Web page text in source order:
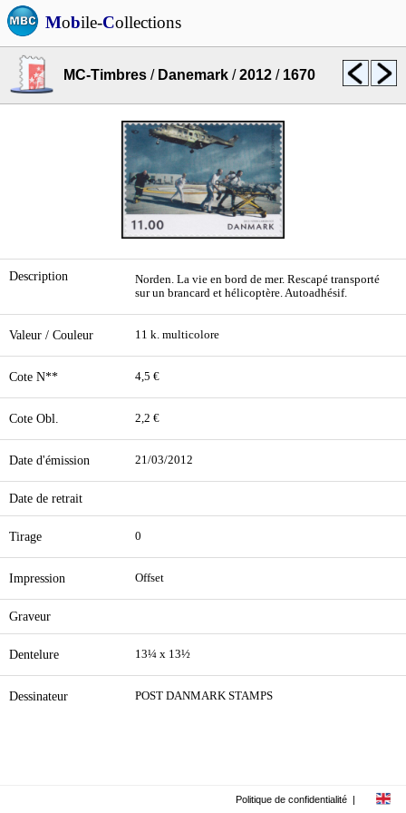
Mobile-Collections
MC-Timbres / Danemark /2012 / 1670
Description
Norden. La vie en bord de mer. Rescapé transporté
sur un brancard et hélicoptère. Autoadhésif.
Valeur / Couleur 11 k. multicolore
Cote N** 4,5 €
Cote Obl. 2,2 €
Date d'émission 21/03/2012
Date de retrait
Tirage 0
Impression Offset
Graveur
Dentelure 13¼ x 13½
Dessinateur POST DANMARK STAMPS
Politique de confidentialité |